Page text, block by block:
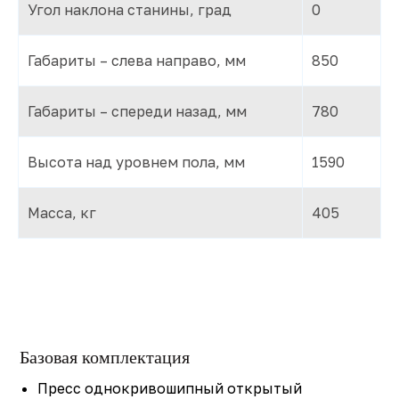
Угол наклона станины, град 0
Габариты – слева направо, мм 850
Габариты – спереди назад, мм 780
Высота над уровнем пола, мм 1590
Масса, кг 405
Базовая комплектация
Пресс однокривошипный открытый